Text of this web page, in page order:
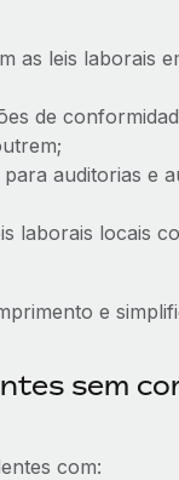
as leis laborais
de
auditorias e
laborais locais
e
sem
com: